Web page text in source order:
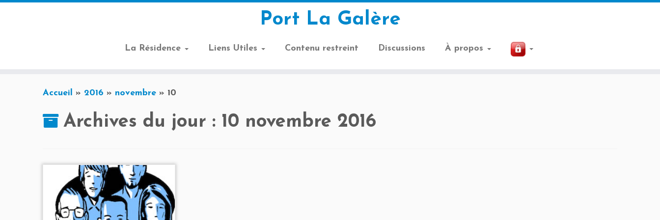
Port La Galère
La Résidence Liens Utiles Contenu restreint Discussions À propos
Accueil » 2016 » novembre » 10
Archives du jour : 10 novembre 2016